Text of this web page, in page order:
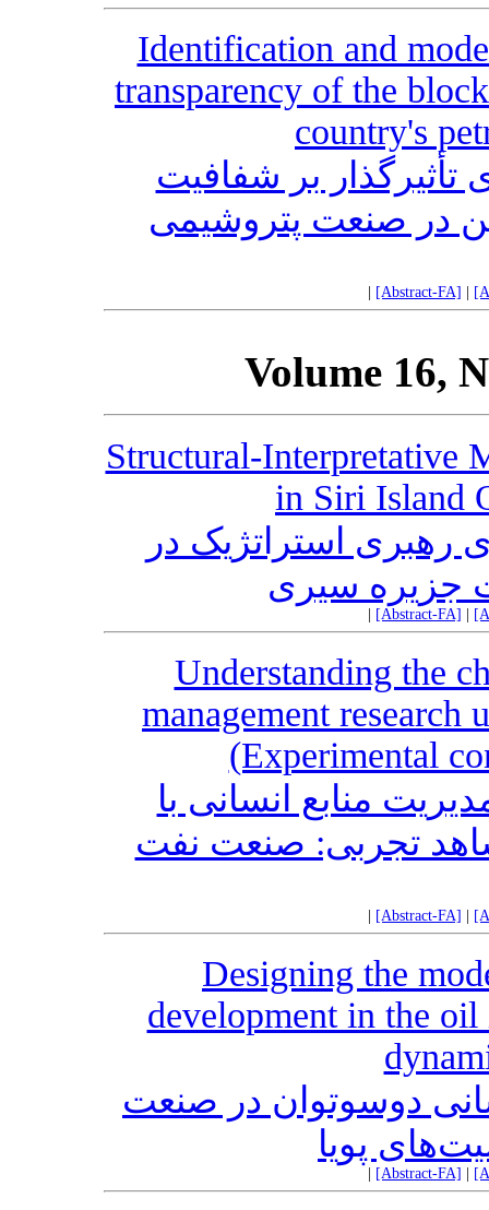
Identification and
transparency of the
country's
بر شفافیت
در صنعت پتروشیمی
[Abstract-FA]
Volume 16,
Structural-Interpretative
in Siri Island
استراتژیک در
جزیره سیری
[Abstract-FA]
Understanding the
management research
(Experimental
منابع انسانی با
تجربی: صنعت نفت
[Abstract-FA]
Designing the
development in the
دوسوتوان در صنعت
پویا
[Abstract-FA]